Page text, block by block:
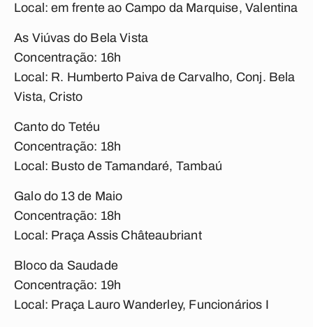
Local: em frente ao Campo da Marquise, Valentina
As Viúvas do Bela Vista
Concentração: 16h
Local: R. Humberto Paiva de Carvalho, Conj. Bela
Vista, Cristo
Canto do Tetéu
Concentração: 18h
Local: Busto de Tamandaré, Tambaú
Galo do 13 de Maio
Concentração: 18h
Local: Praça Assis Châteaubriant
Bloco da Saudade
Concentração: 19h
Local: Praça Lauro Wanderley, Funcionários I